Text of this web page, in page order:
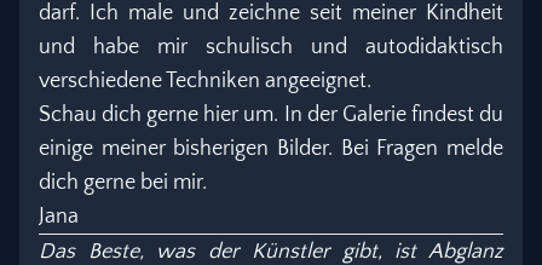
darf. Ich male und zeichne seit meiner Kindheit
und habe mir schulisch und autodidaktisch
verschiedene Techniken angeeignet.
Schau dich gerne hier um. In der Galerie findest du
einige meiner bisherigen Bilder. Bei Fragen melde
dich gerne bei mir.
Jana
Das Beste, was der Künstler gibt, ist Abglanz